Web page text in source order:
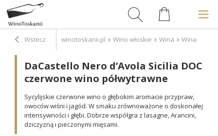
Wstecz winotoskanii.pl Wino włoskie Wina Wina
DaCastello Nero d’Avola Sicilia DOC
czerwone wino półwytrawne
Sycylijskie czerwone wino o głębokim aromacie przypraw,
owoców wiśni i jagód. W smaku zrównoważone o doskonałej
intensywności i głębi. Dobrze współgra z lasagne, Arancini,
dziczyzną i pieczonymi mięsami.